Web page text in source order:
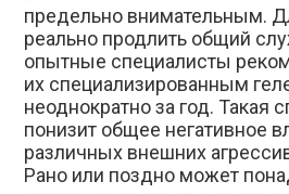
предельно внимательным.
реально продлить общий
опытные специалисты
их специализированным
неоднократно за год. Такая
понизит общее негативное
различных внешних
Рано или поздно может